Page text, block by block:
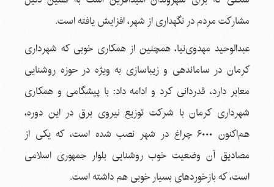
مشارکت مردم در نگهداری از شهر، افزایش یافته است.
عبدالوحید مهدوی‌نیا، همچنین از همکاری خوبی که شهرداری
کرمان در ساماندهی و زیباسازی به ویژه در حوزه روشنایی
معابر دارد، قدردانی کرد و ادامه داد: با پیشگامی و همکاری
شهرداری کرمان با شرکت توزیع نیروی برق در این دوره،
هم‌اکنون ۶۰۰۰ چراغ در شهر نصب شده است، که یکی از
مصادیق آن وضعیت خوب روشنایی بلوار جمهوری اسلامی
است، که بازخوردهای بسیار خوبی هم داشته است.